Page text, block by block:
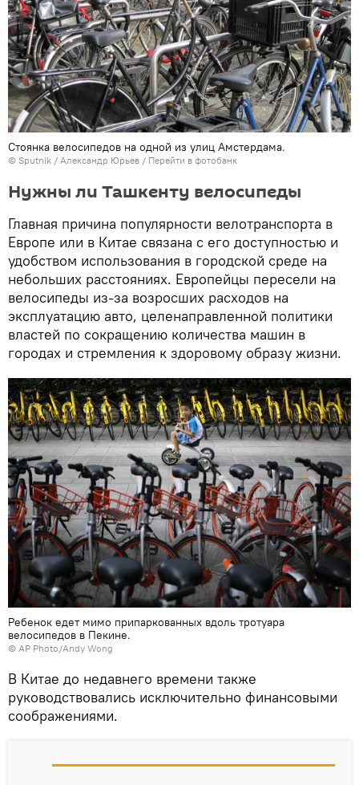
Стоянка велосипедов на одной из улиц Амстердама.
© Sputnik / Александр Юрьев / Перейти в фотобанк
Нужны ли Ташкенту велосипеды
Главная причина популярности велотранспорта в
Европе или в Китае связана с его доступностью и
удобством использования в городской среде на
небольших расстояниях. Европейцы пересели на
велосипеды из-за возросших расходов на
эксплуатацию авто, целенаправленной политики
властей по сокращению количества машин в
городах и стремления к здоровому образу жизни.
Ребенок едет мимо припаркованных вдоль тротуара
велосипедов в Пекине.
© AP Photo/Andy Wong
В Китае до недавнего времени также
руководствовались исключительно финансовыми
соображениями.